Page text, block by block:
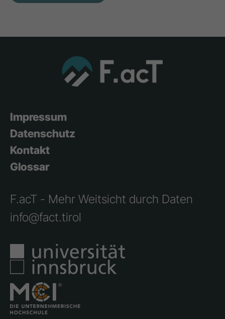
Impressum
Datenschutz
Kontakt
Glossar
F.acT - Mehr Weitsicht durch Daten
info@fact.tirol